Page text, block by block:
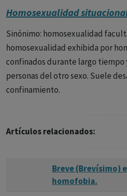
Homosexualidad
Sinónimo: homosexualidad
homosexualidad exhibida por
confinados durante largo tiempo
personas del otro sexo. Suele
confinamiento.
Artículos relacionados:
Breve (Brevísimo)
homofobia.